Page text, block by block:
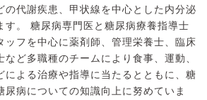
の代謝疾患、甲状線を中心とした内分泌
す。 糖尿病専門医と糖尿病療養指導士
ッフを中心に薬剤師、管理栄養士、臨床
ど多職種のチームにより食事、運動、
による治療や指導に当たるとともに、糖
尿病についての知識向上に努めていま